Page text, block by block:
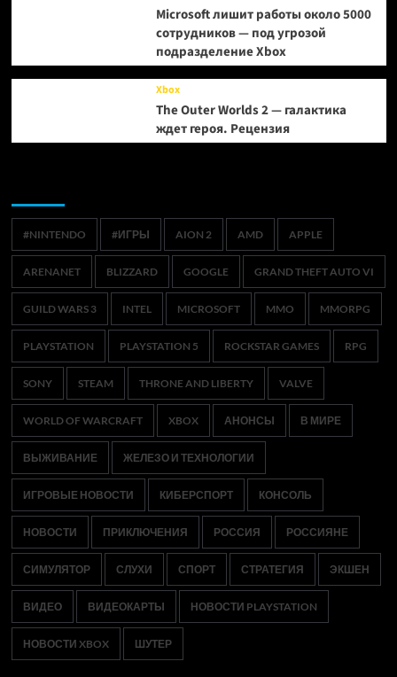
Microsoft лишит работы около 5000
сотрудников — под угрозой
подразделение Xbox
Xbox
The Outer Worlds 2 — галактика
ждет героя. Рецензия
#NINTENDO #ИГРЫ AION 2 AMD APPLE
ARENANET BLIZZARD GOOGLE GRAND THEFT AUTO VI
GUILD WARS 3 INTEL MICROSOFT MMO MMORPG
PLAYSTATION PLAYSTATION 5 ROCKSTAR GAMES RPG
SONY STEAM THRONE AND LIBERTY VALVE
WORLD OF WARCRAFT XBOX АНОНСЫ В МИРЕ
ВЫЖИВАНИЕ ЖЕЛЕЗО И ТЕХНОЛОГИИ
ИГРОВЫЕ НОВОСТИ КИБЕРСПОРТ КОНСОЛЬ
НОВОСТИ ПРИКЛЮЧЕНИЯ РОССИЯ РОССИЯНЕ
СИМУЛЯТОР СЛУХИ СПОРТ СТРАТЕГИЯ ЭКШЕН
ВИДЕО ВИДЕОКАРТЫ НОВОСТИ PLAYSTATION
НОВОСТИ XBOX ШУТЕР